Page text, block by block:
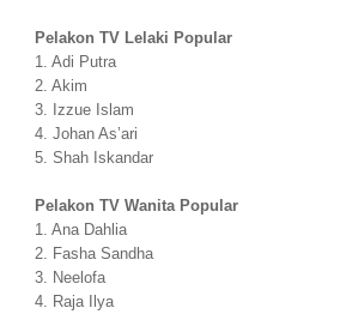
Pelakon TV Lelaki Popular
1. Adi Putra
2. Akim
3. Izzue Islam
4. Johan As’ari
5. Shah Iskandar
Pelakon TV Wanita Popular
1. Ana Dahlia
2. Fasha Sandha
3. Neelofa
4. Raja Ilya